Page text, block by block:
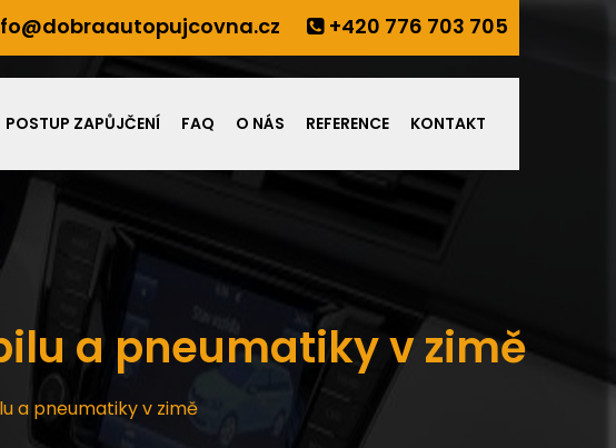
+420 776 703 705
POSTUP ZAPŮJČENÍ FAQ O NÁS REFERENCE KONTAKT
a pneumatiky v zimě
a pneumatiky v zimě